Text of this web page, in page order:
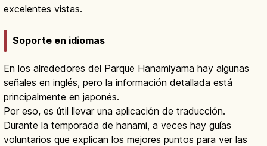
excelentes vistas.
Soporte en idiomas
En los alrededores del Parque Hanamiyama hay algunas
señales en inglés, pero la información detallada está
principalmente en japonés.
Por eso, es útil llevar una aplicación de traducción.
Durante la temporada de hanami, a veces hay guías
voluntarios que explican los mejores puntos para ver las